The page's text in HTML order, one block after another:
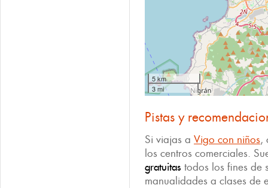
5 km
3 mi
Pistas y
Si viajas a Vigo con niños,
los centros comerciales.
gratuitas todos los fines de
manualidades a clases